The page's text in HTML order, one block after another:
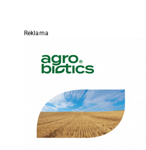
Reklama